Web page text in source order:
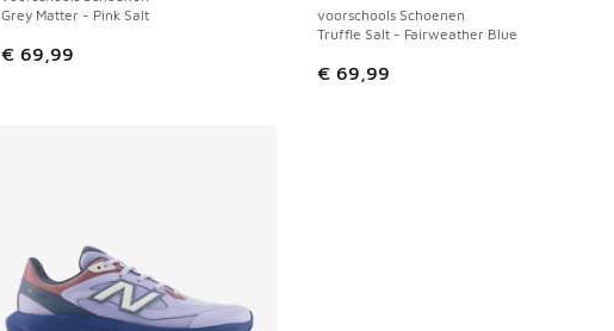
Grey Matter - Pink Salt
€ 69,99
voorschools Schoenen
Truffle Salt - Fairweather Blue
€ 69,99